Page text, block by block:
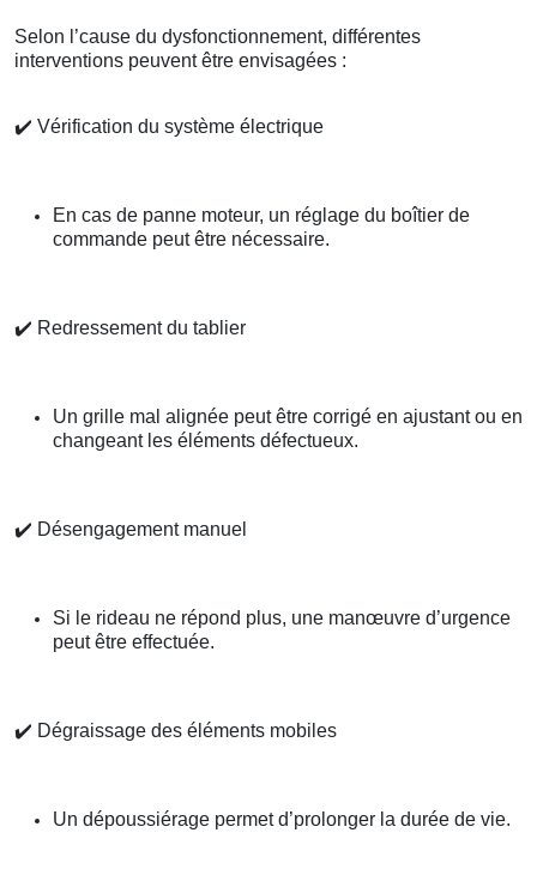
Selon l’cause du dysfonctionnement, différentes
interventions peuvent être envisagées :
✔️ Vérification du système électrique
En cas de panne moteur, un réglage du boîtier de
commande peut être nécessaire.
✔️ Redressement du tablier
Un grille mal alignée peut être corrigé en ajustant ou en
changeant les éléments défectueux.
✔️ Désengagement manuel
Si le rideau ne répond plus, une manœuvre d’urgence
peut être effectuée.
✔️ Dégraissage des éléments mobiles
Un dépoussiérage permet d’prolonger la durée de vie.